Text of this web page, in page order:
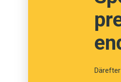
upptagen av de
Personer som i
deprimerade. Det
med depression.